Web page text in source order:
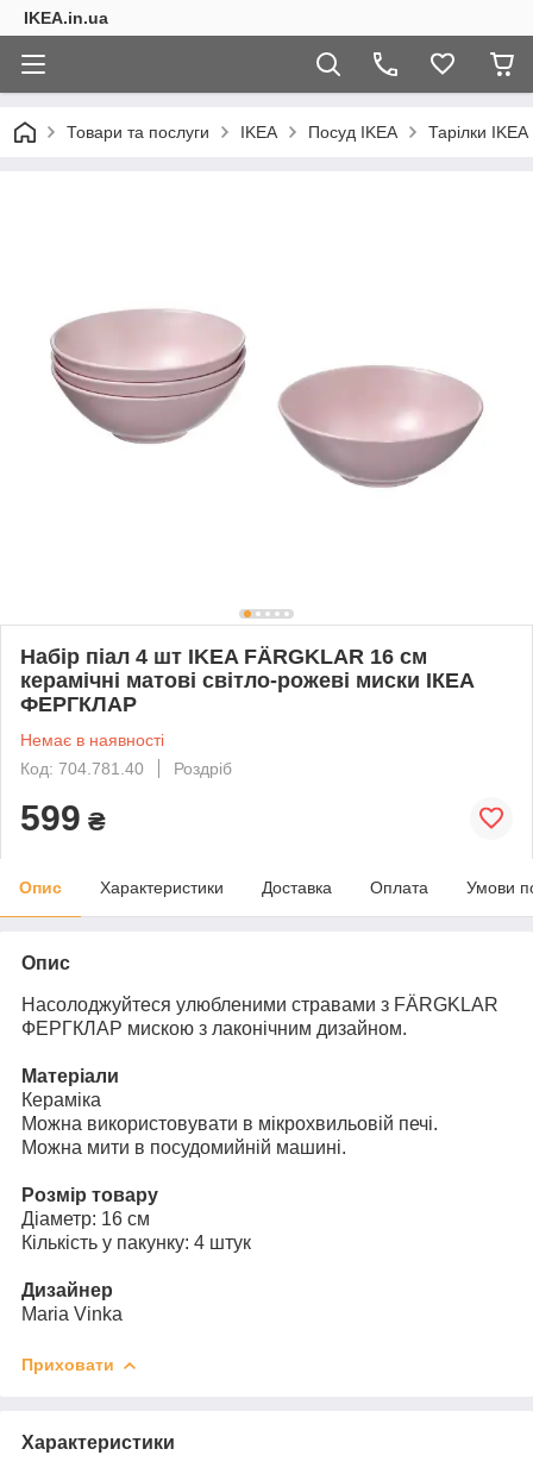
IKEA.in.ua
Товари та послуги IKEA Посуд IKEA Тарілки IKEA
Набір піал 4 шт IKEA FÄRGKLAR 16 см
керамічні матові світло-рожеві миски ІКЕА
ФЕРГКЛАР
Немає в наявності
Код: 704.781.40
Роздріб
599 ₴
Опис Характеристики Доставка Оплата Умови
Опис
Насолоджуйтеся улюбленими стравами з FÄRGKLAR
ФЕРГКЛАР мискою з лаконічним дизайном.
Матеріали
Кераміка
Можна використовувати в мікрохвильовій печі.
Можна мити в посудомийній машині.
Розмір товару
Діаметр: 16 см
Кількість у пакунку: 4 штук
Дизайнер
Maria Vinka
Приховати
Характеристики